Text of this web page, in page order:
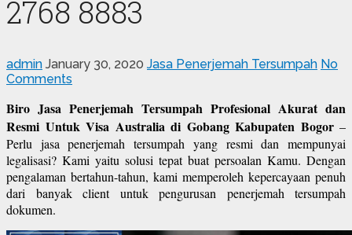
2768 8883
admin January 30, 2020 Jasa Penerjemah Tersumpah No
Comments
Biro Jasa Penerjemah Tersumpah Profesional Akurat dan
Resmi Untuk Visa Australia di Gobang Kabupaten Bogor–
Perlu jasa penerjemah tersumpah yang resmi dan mempunyai
legalisasi? Kami yaitu solusi tepat buat persoalan Kamu. Dengan
pengalaman bertahun-tahun, kami memperoleh kepercayaan penuh
dari banyak client untuk pengurusan penerjemah tersumpah
dokumen.